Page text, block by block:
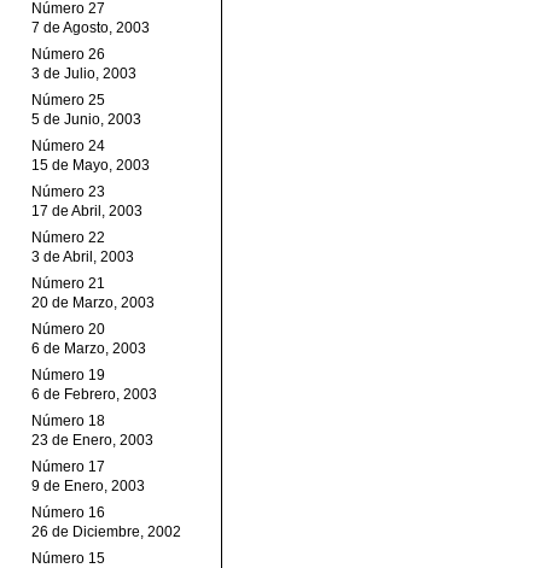
Número 27
7 de Agosto, 2003
Número 26
3 de Julio, 2003
Número 25
5 de Junio, 2003
Número 24
15 de Mayo, 2003
Número 23
17 de Abril, 2003
Número 22
3 de Abril, 2003
Número 21
20 de Marzo, 2003
Número 20
6 de Marzo, 2003
Número 19
6 de Febrero, 2003
Número 18
23 de Enero, 2003
Número 17
9 de Enero, 2003
Número 16
26 de Diciembre, 2002
Número 15